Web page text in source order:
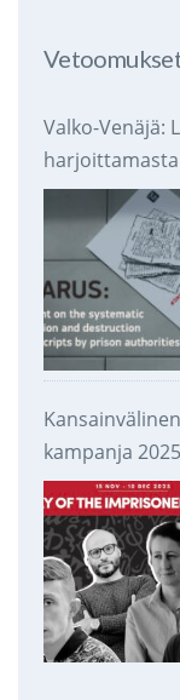
Valko-Venäjä:
kampanja 2025